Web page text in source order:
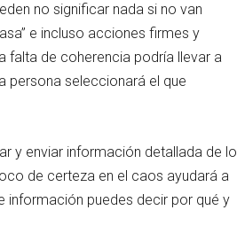
no significar nada si no van
e incluso acciones firmes y
falta de coherencia podría llevar a
persona seleccionará el que
y enviar información detallada de lo
de certeza en el caos ayudará a
información puedes decir por qué y